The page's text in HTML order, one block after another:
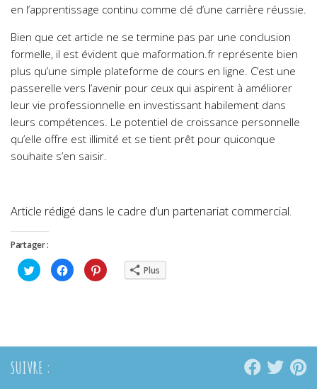
en l’apprentissage continu comme clé d’une carrière réussie.
Bien que cet article ne se termine pas par une conclusion
formelle, il est évident que maformation.fr représente bien
plus qu’une simple plateforme de cours en ligne. C’est une
passerelle vers l’avenir pour ceux qui aspirent à améliorer
leur vie professionnelle en investissant habilement dans
leurs compétences. Le potentiel de croissance personnelle
qu’elle offre est illimité et se tient prêt pour quiconque
souhaite s’en saisir.
Article rédigé dans le cadre d’un partenariat commercial.
Partager :
Cliquez
pour
partager
Cliquez
pour
partager
Cliquez
pour Plus
SUIVRE :